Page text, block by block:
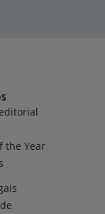
the Year